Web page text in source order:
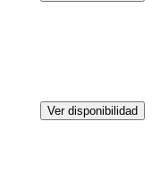
Ver disponibilidad